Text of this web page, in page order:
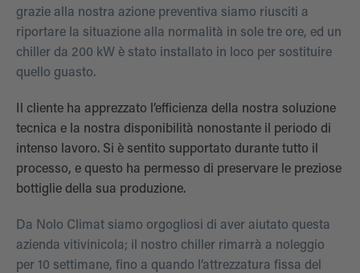
grazie alla nostra azione preventiva siamo riusciti a
riportare la situazione alla normalità in sole tre ore, ed un
chiller da 200 kW è stato installato in loco per sostituire
quello guasto.
Il cliente ha apprezzato l’efficienza della nostra soluzione
tecnica e la nostra disponibilità nonostante il periodo di
intenso lavoro. Si è sentito supportato durante tutto il
processo, e questo ha permesso di preservare le preziose
bottiglie della sua produzione.
Da Nolo Climat siamo orgogliosi di aver aiutato questa
azienda vitivinicola; il nostro chiller rimarrà a noleggio
per 10 settimane, fino a quando l’attrezzatura fissa del